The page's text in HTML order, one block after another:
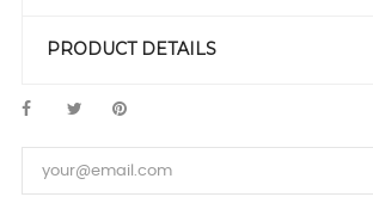
PRODUCT DETAILS